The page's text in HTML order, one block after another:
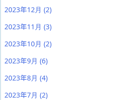
2023年12月 (2)
2023年11月 (3)
2023年10月 (2)
2023年9月 (6)
2023年8月 (4)
2023年7月 (2)